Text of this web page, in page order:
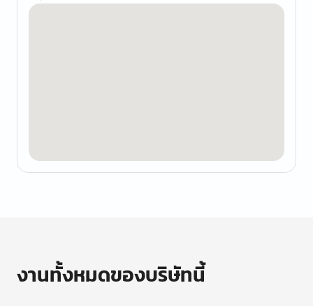
งานทั้งหมดของบริษัทนี้